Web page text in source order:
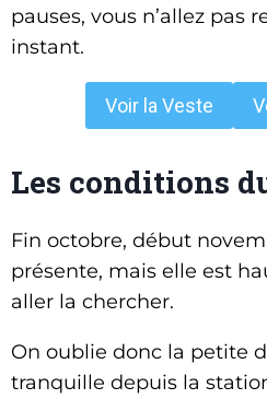
pauses, vous n’allez pas
instant.
Voir la Veste
Les conditions
Fin octobre, début
présente, mais elle est
aller la chercher.
On oublie donc la petite
tranquille depuis la